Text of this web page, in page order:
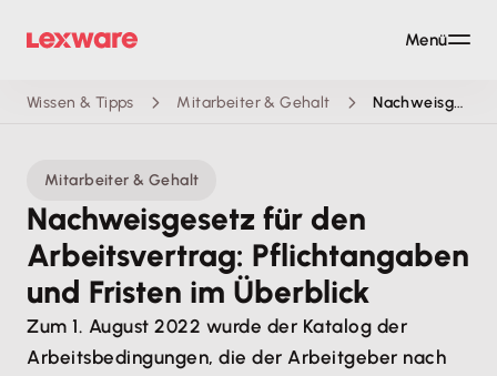
Wissen & Tipps Mitarbeiter & Gehalt Nachweisgesetz: Neue Pflichtangaben und Fristen
Mitarbeiter & Gehalt
Nachweisgesetz für den
Arbeitsvertrag: Pflichtangaben
und Fristen im Überblick
Zum 1. August 2022 wurde der Katalog der
Arbeitsbedingungen, die der Arbeitgeber nach
Menü